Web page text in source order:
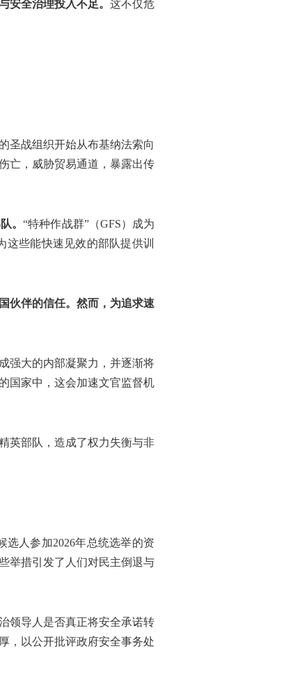
安全治理投入不足。 这不仅危
圣战组织开始从布基纳法索向
亡，威胁贸易通道，暴露出传
。“特种作战群”（GFS）成为
些能快速见效的部队提供训
伙伴的信任。然而，为追求速
强大的内部凝聚力，并逐渐将
国家中，这会加速文官监督机
英部队，造成了权力失衡与非
选人参加2026年总统选举的资
举措引发了人们对民主倒退与
领导人是否真正将安全承诺转
，以公开批评政府安全事务处